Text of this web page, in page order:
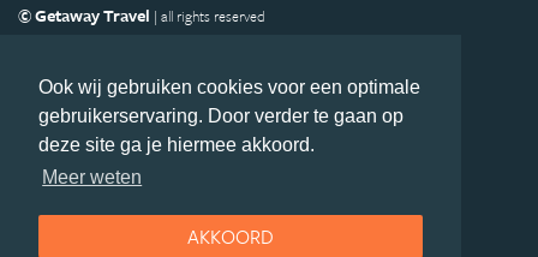
Ook wij gebruiken cookies voor een optimale
gebruikerservaring. Door verder te gaan op
deze site ga je hiermee akkoord.
Meer weten
AKKOORD
© Getaway Travel | all rights reserved
Copyright
Privacy statement Disclaimer
Cookies
Volg Azie.nl
Nieuwsbrief
Facebook